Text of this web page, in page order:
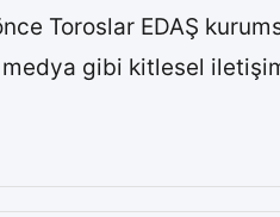
Toroslar EDAŞ
gibi kitlesel